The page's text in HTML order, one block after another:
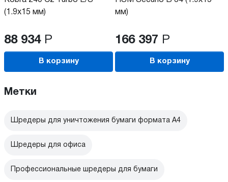
(1.9x15 мм)
88 934 Р
В корзину
мм)
166 397 Р
В корзину
Метки
Шредеры для уничтожения бумаги формата А4
Шредеры для офиса
Профессиональные шредеры для бумаги